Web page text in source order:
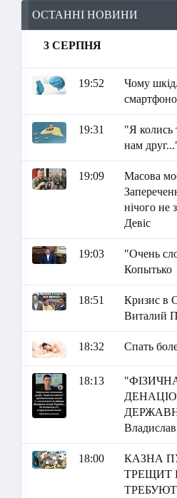
ОСТАННІ НОВИНИ
3 СЕРПНЯ
19:52
Чому
19:31
"Я колись
нам
19:09
Масова
нічого не
Девіс
19:03
"Очень
Копытько
18:51
Кризис в
Виталий
18:32 Спать
18:13
18:00
КАЗНА
ТРЕЩИТ